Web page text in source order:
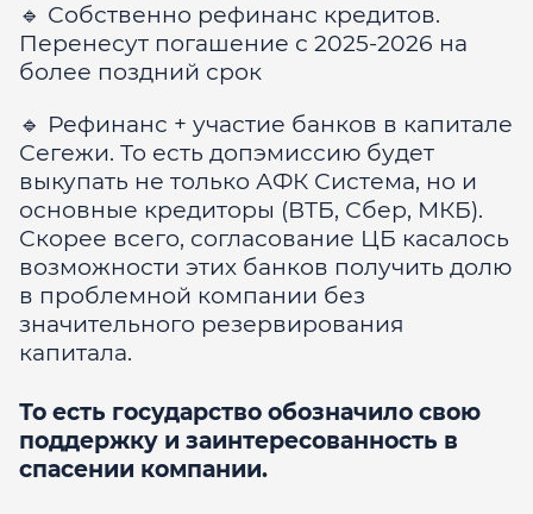
🔹 Собственно рефинанс кредитов.
Перенесут погашение с 2025-2026 на
более поздний срок
🔹 Рефинанс + участие банков в капитале
Сегежи. То есть допэмиссию будет
выкупать не только АФК Система, но и
основные кредиторы (ВТБ, Сбер, МКБ).
Скорее всего, согласование ЦБ касалось
возможности этих банков получить долю
в проблемной компании без
значительного резервирования
капитала.
То есть государство обозначило свою
поддержку и заинтересованность в
спасении компании.